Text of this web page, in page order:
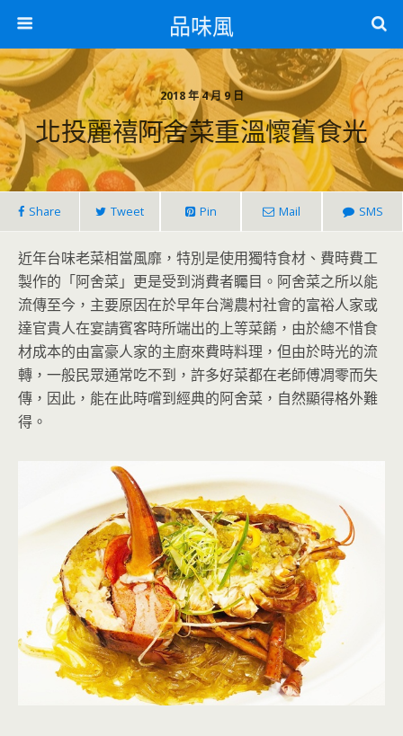
品味風
2018 年 4 月 9 日
北投麗禧阿舍菜重溫懷舊食光
Share Tweet Pin Mail SMS
近年台味老菜相當風靡，特別是使用獨特食材、費時費工
製作的「阿舍菜」更是受到消費者矚目。阿舍菜之所以能
流傳至今，主要原因在於早年台灣農村社會的富裕人家或
達官貴人在宴請賓客時所端出的上等菜餚，由於總不惜食
材成本的由富豪人家的主廚來費時料理，但由於時光的流
轉，一般民眾通常吃不到，許多好菜都在老師傅凋零而失
傳，因此，能在此時嚐到經典的阿舍菜，自然顯得格外難
得。